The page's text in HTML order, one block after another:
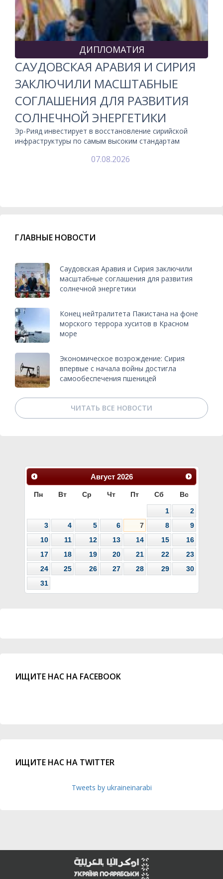
ДИПЛОМАТИЯ
САУДОВСКАЯ АРАВИЯ И СИРИЯ
ЗАКЛЮЧИЛИ МАСШТАБНЫЕ
СОГЛАШЕНИЯ ДЛЯ РАЗВИТИЯ
СОЛНЕЧНОЙ ЭНЕРГЕТИКИ
Эр-Рияд инвестирует в восстановление сирийской
инфраструктуры по самым высоким стандартам
07.08.2026
ГЛАВНЫЕ НОВОСТИ
Саудовская Аравия и Сирия заключили
масштабные соглашения для развития
солнечной энергетики
Конец нейтралитета Пакистана на фоне
морского террора хуситов в Красном
море
Экономическое возрождение: Сирия
впервые с начала войны достигла
самообеспечения пшеницей
ЧИТАТЬ ВСЕ НОВОСТИ
Август 2026
Пн Вт Ср Чт Пт Сб Вс
1
2
3
4 5 6 7 8
9
10
11 12 13 14 15
16
17
18 19 20 21 22
23
24
25 26 27 28 29
30
31
ИЩИТЕ НАС НА FACEBOOK
ИЩИТЕ НАС НА TWITTER
Tweets by ukraineinarabi